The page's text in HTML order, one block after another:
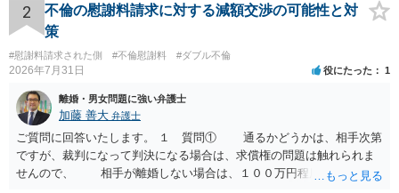
やり取り等の経緯、誓約書の内容等を踏まえて、関係を清算するため
の 金銭であったと評価される可能性はあると考えます。 ② 「今後一
どの程度証拠価値があるのか ⇒前後のやり取りや誓約書の具体的内容
を見ない限り、具体的な判断はできませんが、一定の証拠価値はある
と考えます。 ③ 借用書があっても、後から100万円を貸付扱いに変更
することは認められるのか。 ⇒おそらく１００万円は不当利得（受け
取る正当な権利がないのに利益を取得した）として返還請求されてい
るものかと推察しますので、 貸金返還ではないかと存じます。 ④ 私
は現在、収入も不安定で貯金もなくリボ払い借金が既に約100万あり。
今年に再婚したが主人はお金に厳しい為、一括で220万円を支払う事は
2
不倫の慰謝料請求に対する減額交渉の可能性と対
策
#慰謝料請求された側 #不倫慰謝料 #ダブル不倫
2026年7月31日 役にたった 1
離婚・男女問題に強い弁護士
加藤 善大 弁護士
ご質問に回答いたします。 １ 質問① 通るかどうかは、相手次第
ですが、裁判になって判決になる場合は、求償権の問題は触れられま
せんので、 相手が離婚しない場合は、１００万円程度となる可能